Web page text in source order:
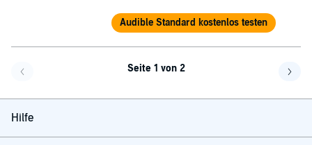
Audible Standard kostenlos testen
Seite 1 von 2
Hilfe